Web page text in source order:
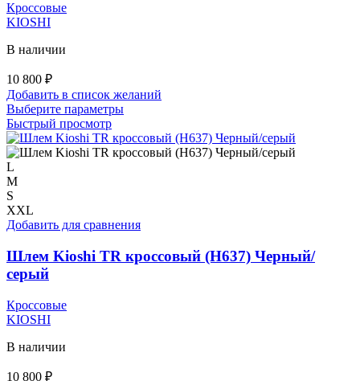
Кроссовые
KIOSHI
В наличии
10 800 ₽
Добавить в список желаний
Выберите параметрыЭтот
имеет
несколько
на
товара.
Быстрый просмотр
L
M
S
XXL
Добавить для сравнения
Шлем Kioshi TR кроссовый (H637) Черный/
серый
Кроссовые
KIOSHI
В наличии
10 800 ₽